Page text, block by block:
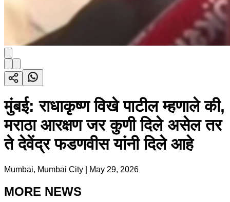
मुंबई: राधाकृष्ण विखे पाटील म्हणाले की,
मराठा आरक्षण जर कुणी दिले असेल तर
ते देवेंद्र फडणवीस यांनी दिले आहे
Mumbai, Mumbai City May 29, 2026
MORE NEWS